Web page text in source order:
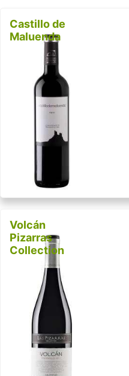
Castillo de
Maluenda
Volcán
Pizarras
Collection